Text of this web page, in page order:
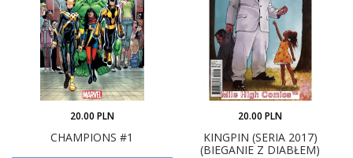
CHAMPIONS #1
20.00 PLN
KINGPIN (SERIA 2017)
(BIEGANIE Z DIABŁEM)
20.00 PLN